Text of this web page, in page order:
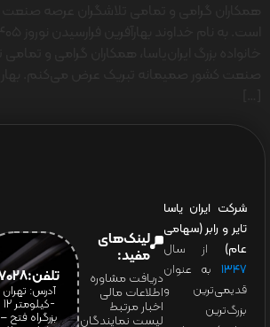
شرکت ایران یاسا
تایر و رابر (سهامی
عام) از سال
۱۳۴۷ به عنوان
قدیمی‌ترین و
بزرگ‌ترین
لینک‌های
مفید:
دریافت مشاوره
اطلاعات مالی
اخبار مرتبط
لیست نمایندگان
تلفن:65607028(021)
آدرس: تهران
-کیلومتر 12
بزرگراه فتح –